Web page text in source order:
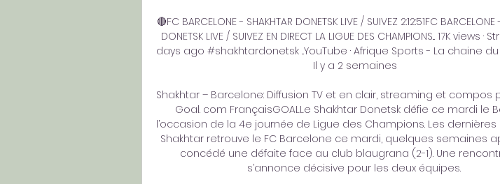
🔴FC BARCELONE - SHAKHTAR DONETSK LIVE / SUIVEZ 2:12:51FC BARCELONE
DONETSK LIVE / SUIVEZ EN DIRECT LA LIGUE DES CHAMPIONS... 17K views
days ago #shakhtardonetsk ...YouTube · Afrique Sports - La chaine
Il y a 2 semaines
Shakhtar – Barcelone: Diffusion TV et en clair, streaming et compos
Goal. com FrançaisGOALLe Shakhtar Donetsk défie ce mardi le
l’occasion de la 4e journée de Ligue des Champions. Les dernières
Shakhtar retrouve le FC Barcelone ce mardi, quelques semaines
concédé une défaite face au club blaugrana (2-1). Une
s’annonce décisive pour les deux équipes.